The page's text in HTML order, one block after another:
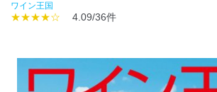
ワイン王国
★★★★☆ 4.09/36件